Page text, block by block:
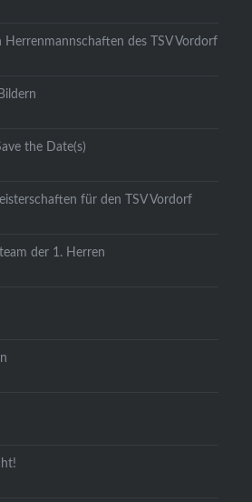
Herrenmannschaften des TSV Vordorf
the Date(s)
für den TSV Vordorf
der 1. Herren